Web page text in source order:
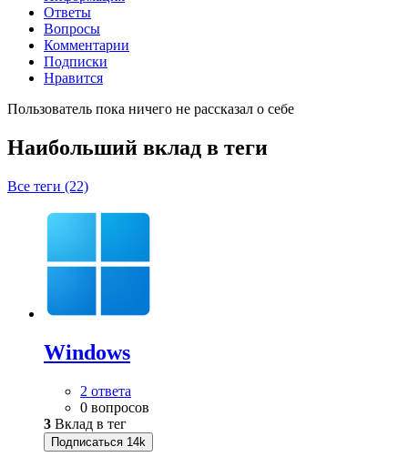
Ответы
Вопросы
Комментарии
Подписки
Нравится
Пользователь пока ничего не рассказал о себе
Наибольший вклад в теги
Все теги (22)
Windows
2 ответа
0 вопросов
3 Вклад в тег
Подписаться 14k